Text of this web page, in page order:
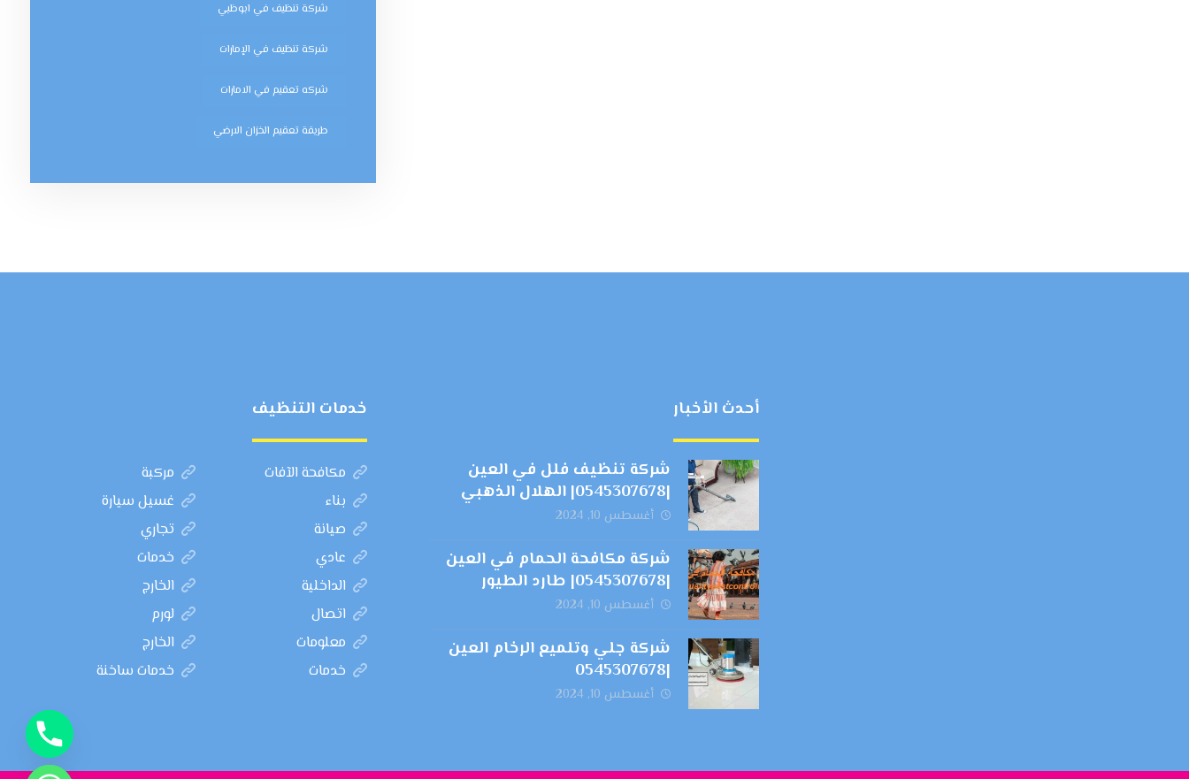
شركة تنظيف في ابوظبي
شركة تنظيف في الإمارات
شركه تعقيم في الامارات
طريقة تعقيم الخزان الارضي
أحدث الأخبار
شركة تنظيف فلل في العين
|0545307678| الهلال الذهبي
أغسطس 10, 2024
شركة مكافحة الحمام في العين
|0545307678| طارد الطيور
أغسطس 10, 2024
شركة جلي وتلميع الرخام العين
|0545307678
أغسطس 10, 2024
خدمات التنظيف
مكافحة الآفات
مركبة
بناء
غسيل سيارة
صيانة
تجاري
عادي
خدمات
الداخلية
الخارج
اتصال
لورم
معلومات
الخارج
خدمات
خدمات ساخنة